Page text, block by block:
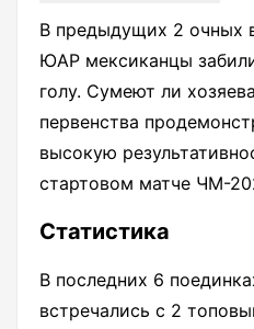
В предыдущих 2 очных
ЮАР мексиканцы
голу. Сумеют ли
первенства
высокую
стартовом матче ЧМ-
Статистика
В последних 6
встречались с 2